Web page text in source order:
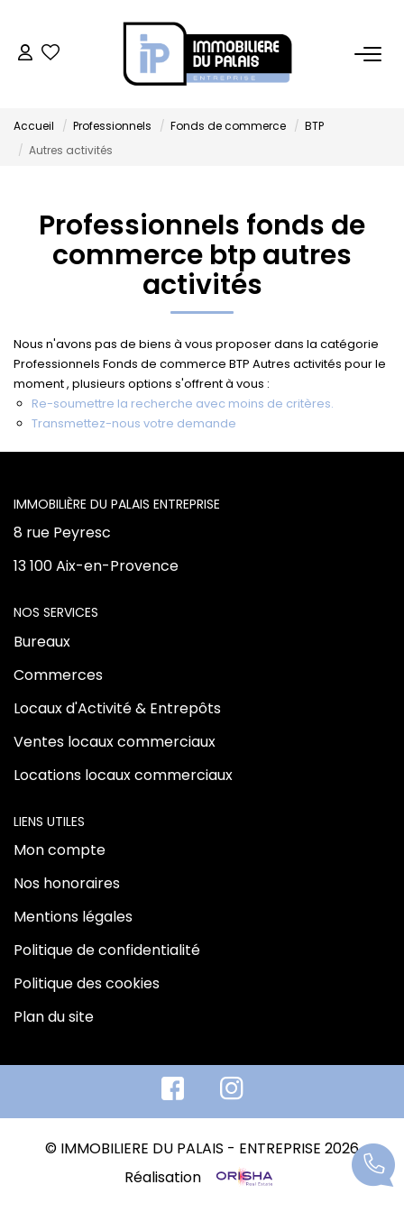
BUREAUX
Bureaux À Vendre
COMMERCES
Ventes Locaux Commerciaux
LOCAUX D'ACTIVITÉS
Notre Équipe
CONTACT
Accueil Professionnels Fonds de commerce
BTP
Autres activités
Professionnels fonds de
commerce btp autres
activités
Nous n'avons pas de biens à vous proposer dans la catégorie
Professionnels Fonds de commerce BTP Autres activités pour le
moment , plusieurs options s'offrent à vous :
Re-soumettre la recherche avec moins de critères.
Transmettez-nous votre demande
L'AGENCE
8 rue Peyresc
13 100 Aix-en-Provence
NOS SERVICES
Bureaux
Commerces
Locaux d'Activité & Entrepôts
Ventes locaux commerciaux
Locations locaux commerciaux
LIENS UTILES
Mon compte
Nos honoraires
Mentions légales
Politique de confidentialité
Politique des cookies
Plan du site
© IMMOBILIERE DU PALAIS - ENTREPRISE 2026
Réalisation